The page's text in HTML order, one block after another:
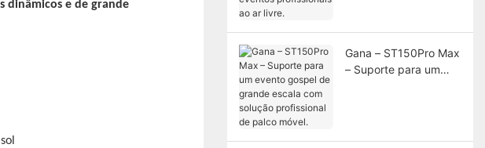
dinâmicos e de grande
Gana – ST150Pro Max
– Suporte para um